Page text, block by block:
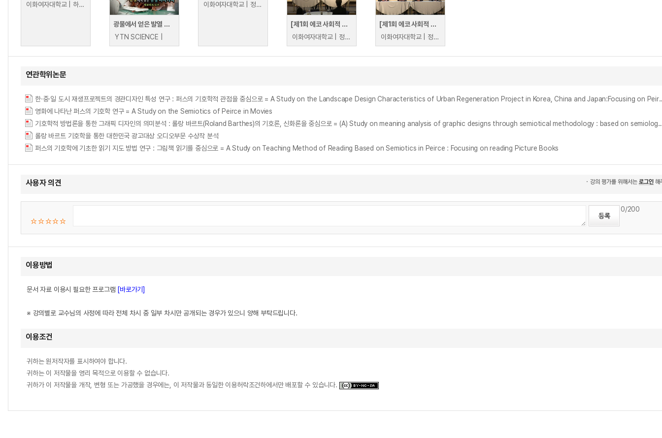
이화여자대학교 | 하지원 대표
광물에서 얻은 발열 아이디어 - 에코파트너즈
YTN SCIENCE |
이화여자대학교 | 정창권 외
[제1회 에코 사회적 경제 포럼] 제2부 패널토론
이화여자대학교 | 정창권 외
[제1회 에코 사회적 경제 포럼] 제1부 패널토론
이화여자대학교 | 정창권 외
연관학위논문
한·중·일 도시 재생프로젝트의 경관디자인 특성 연구 : 퍼스의 기호학적 관점을 중심
영화에 나타난 퍼스의 기호학 연구 = A Study on the Semiotics of Peirce in Movies
기호학적 방법론을 통한 그래픽 디자인의 의미분석 : 롤랑 바르트(Roland Barthes)의 기호론, 신화론을 중심으로 =
롤랑 바르트 기호학을 통한 대한민국 광고대상 오디오부문 수상작 분석
퍼스의 기호학에 기초한 읽기 지도 방법 연구 : 그림책 읽기를 중심으로 = A Study on Teaching Method of Reading Based on Semiotics in Peirce : Focusing on reading Picture Books
사용자 의견
0/200
이용방법
문서 자료 이용시 필요한 프로그램 [바로가기]
※ 강의별로 교수님의 사정에 따라 전체 차시 중 일부 차시만 공개되는 경우가 있으니 양해 부탁드립니다.
이용조건
귀하는 원저작자를 표시하여야 합니다.
귀하는 이 저작물을 영리 목적으로 이용할 수 없습니다.
귀하가 이 저작물을 개작, 변형 또는 가공했을 경우에는, 이 저작물과 동일한 이용허락조건하에서만 배포할 수 있습니다.